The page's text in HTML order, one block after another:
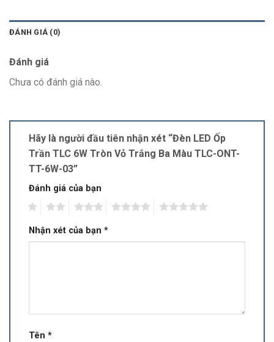
ĐÁNH GIÁ (0)
Đánh giá
Chưa có đánh giá nào.
Hãy là người đầu tiên nhận xét “Đèn LED Ốp
Trần TLC 6W Tròn Vỏ Trắng Ba Màu TLC-ONT-
TT-6W-03”
Đánh giá của bạn
Nhận xét của bạn *
Tên *